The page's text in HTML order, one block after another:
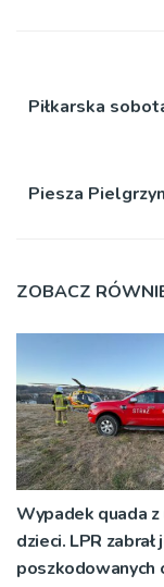
Piłkarska
Piesza
ZOBACZ
Wypadek quada z
dzieci. LPR zabrał
poszkodowanych